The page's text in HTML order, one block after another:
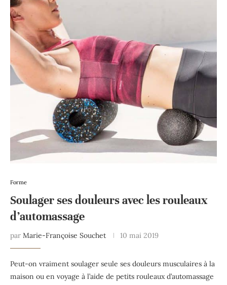
Forme
Soulager ses douleurs avec les rouleaux
d’automassage
par Marie-Françoise Souchet 10 mai 2019
Peut-on vraiment soulager seule ses douleurs musculaires à la
maison ou en voyage à l’aide de petits rouleaux d’automassage